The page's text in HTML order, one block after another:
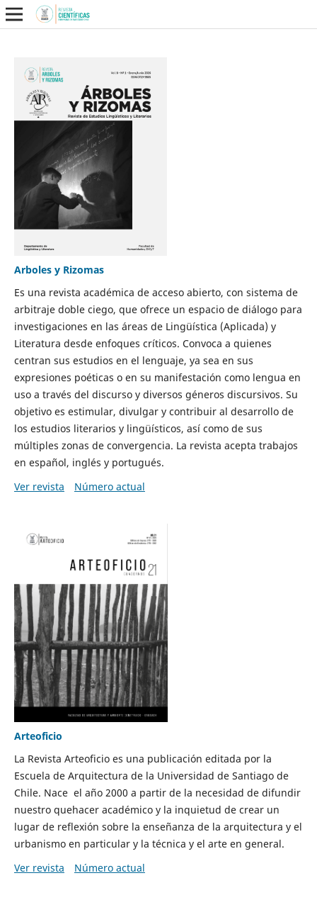
Arboles y Rizomas
Es una revista académica de acceso abierto, con sistema de
arbitraje doble ciego, que ofrece un espacio de diálogo para
investigaciones en las áreas de Lingüística (Aplicada) y
Literatura desde enfoques críticos. Convoca a quienes
centran sus estudios en el lenguaje, ya sea en sus
expresiones poéticas o en su manifestación como lengua en
uso a través del discurso y diversos géneros discursivos. Su
objetivo es estimular, divulgar y contribuir al desarrollo de
los estudios literarios y lingüísticos, así como de sus
múltiples zonas de convergencia. La revista acepta trabajos
en español, inglés y portugués.
Ver revista
Número actual
Arteoficio
La Revista Arteoficio es una publicación editada por la
Escuela de Arquitectura de la Universidad de Santiago de
Chile. Nace el año 2000 a partir de la necesidad de difundir
nuestro quehacer académico y la inquietud de crear un
lugar de reflexión sobre la enseñanza de la arquitectura y el
urbanismo en particular y la técnica y el arte en general.
Ver revista
Número actual